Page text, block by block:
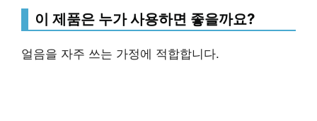
이 제품은 누가 사용하면 좋을까요?
얼음을 자주 쓰는 가정에 적합합니다.